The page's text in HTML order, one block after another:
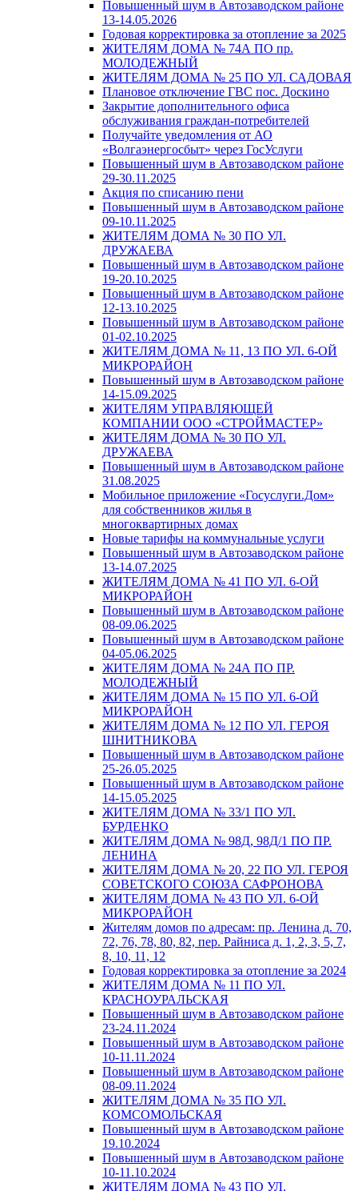
Повышенный шум в Автозаводском районе
13-14.05.2026
Годовая корректировка за отопление за 2025
ЖИТЕЛЯМ ДОМА № 74А ПО пр.
МОЛОДЕЖНЫЙ
ЖИТЕЛЯМ ДОМА № 25 ПО УЛ. САДОВАЯ
Плановое отключение ГВС пос. Доскино
Закрытие дополнительного офиса
обслуживания граждан-потребителей
Получайте уведомления от АО
«Волгаэнергосбыт» через ГосУслуги
Повышенный шум в Автозаводском районе
29-30.11.2025
Акция по списанию пени
Повышенный шум в Автозаводском районе
09-10.11.2025
ЖИТЕЛЯМ ДОМА № 30 ПО УЛ.
ДРУЖАЕВА
Повышенный шум в Автозаводском районе
19-20.10.2025
Повышенный шум в Автозаводском районе
12-13.10.2025
Повышенный шум в Автозаводском районе
01-02.10.2025
ЖИТЕЛЯМ ДОМА № 11, 13 ПО УЛ. 6-ОЙ
МИКРОРАЙОН
Повышенный шум в Автозаводском районе
14-15.09.2025
ЖИТЕЛЯМ УПРАВЛЯЮЩЕЙ
КОМПАНИИ ООО «СТРОЙМАСТЕР»
ЖИТЕЛЯМ ДОМА № 30 ПО УЛ.
ДРУЖАЕВА
Повышенный шум в Автозаводском районе
31.08.2025
Мобильное приложение «Госуслуги.Дом»
для собственников жилья в
многоквартирных домах
Новые тарифы на коммунальные услуги
Повышенный шум в Автозаводском районе
13-14.07.2025
ЖИТЕЛЯМ ДОМА № 41 ПО УЛ. 6-ОЙ
МИКРОРАЙОН
Повышенный шум в Автозаводском районе
08-09.06.2025
Повышенный шум в Автозаводском районе
04-05.06.2025
ЖИТЕЛЯМ ДОМА № 24А ПО ПР.
МОЛОДЕЖНЫЙ
ЖИТЕЛЯМ ДОМА № 15 ПО УЛ. 6-ОЙ
МИКРОРАЙОН
ЖИТЕЛЯМ ДОМА № 12 ПО УЛ. ГЕРОЯ
ШНИТНИКОВА
Повышенный шум в Автозаводском районе
25-26.05.2025
Повышенный шум в Автозаводском районе
14-15.05.2025
ЖИТЕЛЯМ ДОМА № 33/1 ПО УЛ.
БУРДЕНКО
ЖИТЕЛЯМ ДОМА № 98Д, 98Д/1 ПО ПР.
ЛЕНИНА
ЖИТЕЛЯМ ДОМА № 20, 22 ПО УЛ. ГЕРОЯ
СОВЕТСКОГО СОЮЗА САФРОНОВА
ЖИТЕЛЯМ ДОМА № 43 ПО УЛ. 6-ОЙ
МИКРОРАЙОН
Жителям домов по адресам: пр. Ленина д. 70,
72, 76, 78, 80, 82, пер. Райниса д. 1, 2, 3, 5, 7,
8, 10, 11, 12
Годовая корректировка за отопление за 2024
ЖИТЕЛЯМ ДОМА № 11 ПО УЛ.
КРАСНОУРАЛЬСКАЯ
Повышенный шум в Автозаводском районе
23-24.11.2024
Повышенный шум в Автозаводском районе
10-11.11.2024
Повышенный шум в Автозаводском районе
08-09.11.2024
ЖИТЕЛЯМ ДОМА № 35 ПО УЛ.
КОМСОМОЛЬСКАЯ
Повышенный шум в Автозаводском районе
19.10.2024
Повышенный шум в Автозаводском районе
10-11.10.2024
ЖИТЕЛЯМ ДОМА № 43 ПО УЛ.